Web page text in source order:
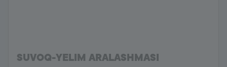
SUVOQ-YELIM ARALASHMASI